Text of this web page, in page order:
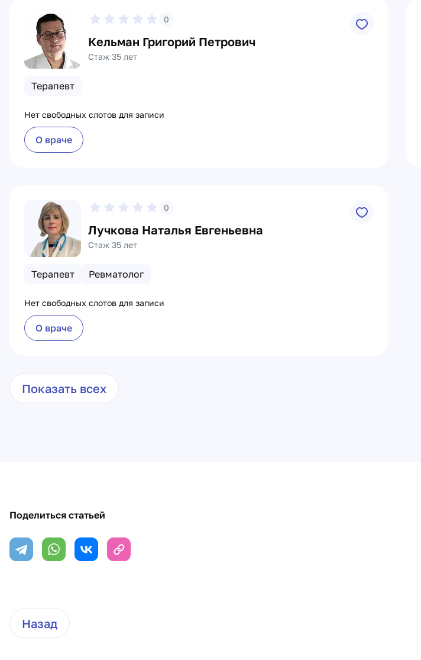
0
Кельман Григорий Петрович
Стаж 35 лет
Терапевт
Нет свободных слотов для записи
О враче
0
Лучкова Наталья Евгеньевна
Стаж 35 лет
Терапевт Ревматолог
Нет свободных слотов для записи
О враче
Показать всех
Поделиться статьей
Назад